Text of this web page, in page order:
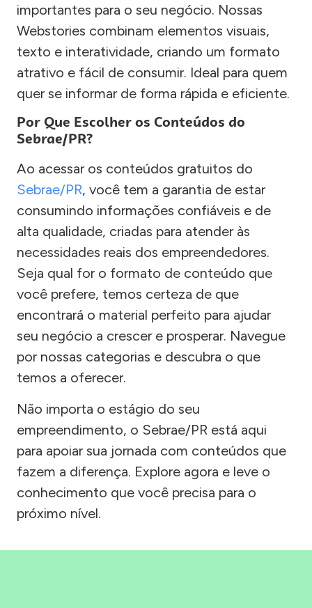
importantes para o seu negócio. Nossas
Webstories combinam elementos visuais,
texto e interatividade, criando um formato
atrativo e fácil de consumir. Ideal para quem
quer se informar de forma rápida e eficiente.
Por Que Escolher os Conteúdos do
Sebrae/PR?
Ao acessar os conteúdos gratuitos do
Sebrae/PR, você tem a garantia de estar
consumindo informações confiáveis e de
alta qualidade, criadas para atender às
necessidades reais dos empreendedores.
Seja qual for o formato de conteúdo que
você prefere, temos certeza de que
encontrará o material perfeito para ajudar
seu negócio a crescer e prosperar. Navegue
por nossas categorias e descubra o que
temos a oferecer.
Não importa o estágio do seu
empreendimento, o Sebrae/PR está aqui
para apoiar sua jornada com conteúdos que
fazem a diferença. Explore agora e leve o
conhecimento que você precisa para o
próximo nível.